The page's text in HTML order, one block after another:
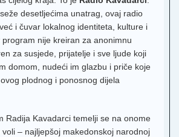
desetljećima unatrag, ovaj radio
i čuvar lokalnog identiteta, kulture i
program nije kreiran za anonimnu
za susjede, prijatelje i sve ljude koji
domom, nudeći im glazbu i priče koje
plodnog i ponosnog dijela
Radija Kavadarci temelji se na onome
– najljepšoj makedonskoj narodnoj